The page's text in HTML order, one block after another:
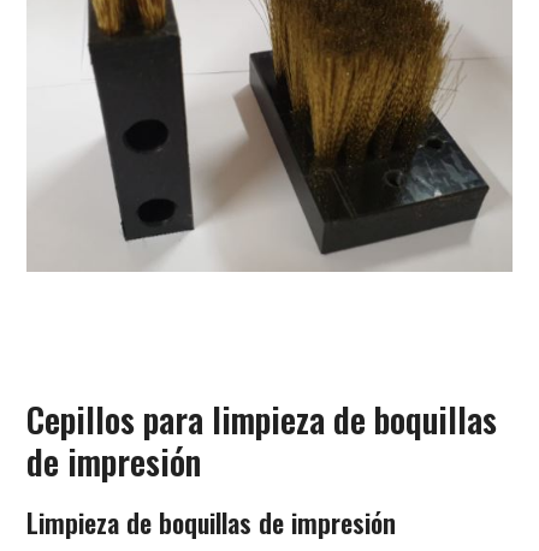
Cepillos para limpieza de boquillas
de impresión
Limpieza de boquillas de impresión